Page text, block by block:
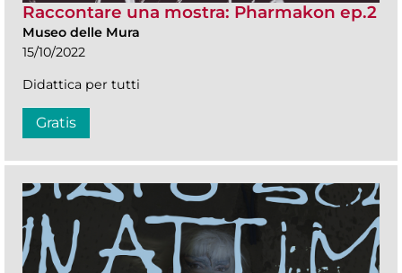
Raccontare una mostra: Pharmakon ep.2
Museo delle Mura
15/10/2022
Didattica per tutti
Gratis